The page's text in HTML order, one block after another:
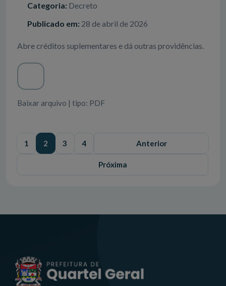
Categoria: Decreto
Publicado em: 28 de abril de 2026
Abre créditos suplementares e dá outras providências.
Baixar arquivo | tipo: PDF
Anterior
1 2 3 4
Próxima